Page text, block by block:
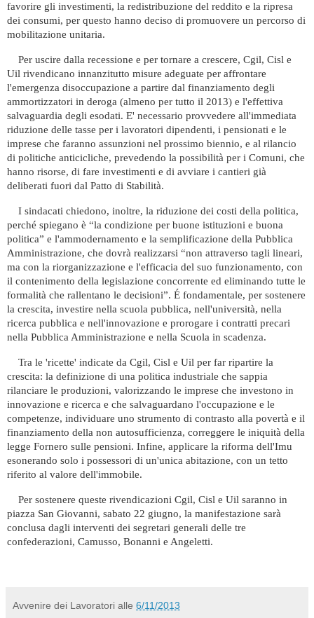
favorire gli investimenti, la redistribuzione del reddito e la ripresa
dei consumi, per questo hanno deciso di promuovere un percorso di
mobilitazione unitaria.
Per uscire dalla recessione e per tornare a crescere, Cgil, Cisl e
Uil rivendicano innanzitutto misure adeguate per affrontare
l'emergenza disoccupazione a partire dal finanziamento degli
ammortizzatori in deroga (almeno per tutto il 2013) e l'effettiva
salvaguardia degli esodati. E' necessario provvedere all'immediata
riduzione delle tasse per i lavoratori dipendenti, i pensionati e le
imprese che faranno assunzioni nel prossimo biennio, e al rilancio
di politiche anticicliche, prevedendo la possibilità per i Comuni, che
hanno risorse, di fare investimenti e di avviare i cantieri già
deliberati fuori dal Patto di Stabilità.
I sindacati chiedono, inoltre, la riduzione dei costi della politica,
perché spiegano è “la condizione per buone istituzioni e buona
politica” e l'ammodernamento e la semplificazione della Pubblica
Amministrazione, che dovrà realizzarsi “non attraverso tagli lineari,
ma con la riorganizzazione e l'efficacia del suo funzionamento, con
il contenimento della legislazione concorrente ed eliminando tutte le
formalità che rallentano le decisioni”. É fondamentale, per sostenere
la crescita, investire nella scuola pubblica, nell'università, nella
ricerca pubblica e nell'innovazione e prorogare i contratti precari
nella Pubblica Amministrazione e nella Scuola in scadenza.
Tra le 'ricette' indicate da Cgil, Cisl e Uil per far ripartire la
crescita: la definizione di una politica industriale che sappia
rilanciare le produzioni, valorizzando le imprese che investono in
innovazione e ricerca e che salvaguardano l'occupazione e le
competenze, individuare uno strumento di contrasto alla povertà e il
finanziamento della non autosufficienza, correggere le iniquità della
legge Fornero sulle pensioni. Infine, applicare la riforma dell'Imu
esonerando solo i possessori di un'unica abitazione, con un tetto
riferito al valore dell'immobile.
Per sostenere queste rivendicazioni Cgil, Cisl e Uil saranno in
piazza San Giovanni, sabato 22 giugno, la manifestazione sarà
conclusa dagli interventi dei segretari generali delle tre
confederazioni, Camusso, Bonanni e Angeletti.
Avvenire dei Lavoratori alle 6/11/2013